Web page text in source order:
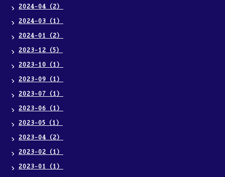
2024-04（2）
2024-03（1）
2024-01（2）
2023-12（5）
2023-10（1）
2023-09（1）
2023-07（1）
2023-06（1）
2023-05（1）
2023-04（2）
2023-02（1）
2023-01（1）